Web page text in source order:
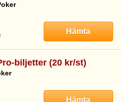
Hämta
biljetter (20 kr/st)
Hämta